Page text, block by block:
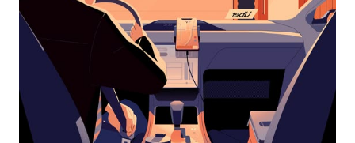
الخروج
لإغلاق
التقويم.